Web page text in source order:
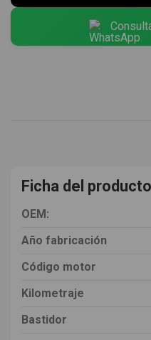
Ficha del producto
OEM:
Año fabricación
Código motor
Kilometraje
Bastidor